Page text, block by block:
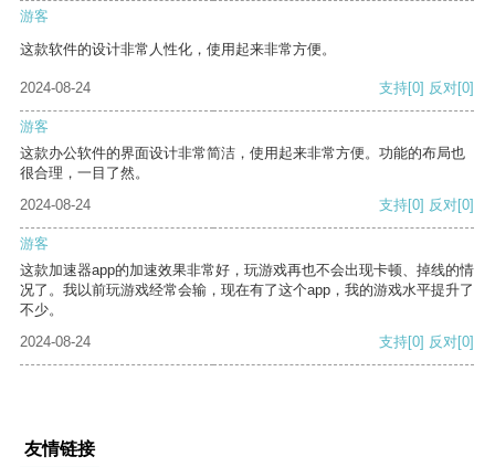
游客
这款软件的设计非常人性化，使用起来非常方便。
2024-08-24 支持[0] 反对[0]
游客
这款办公软件的界面设计非常简洁，使用起来非常方便。功能的布局也
很合理，一目了然。
2024-08-24
支持[0] 反对[0]
游客
这款加速器app的加速效果非常好，玩游戏再也不会出现卡顿、掉线的情
况了。我以前玩游戏经常会输，现在有了这个app，我的游戏水平提升了
不少。
2024-08-24
支持[0] 反对[0]
友情链接